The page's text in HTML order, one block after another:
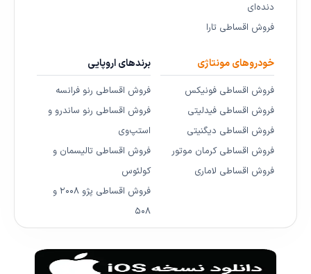
دنده‌ای
فروش اقساطی تارا
خودروهای مونتاژی
فروش اقساطی فونیکس
فروش اقساطی فیدلیتی
فروش اقساطی دیگنیتی
فروش اقساطی کرمان موتور
فروش اقساطی لاماری
برندهای اروپایی
فروش اقساطی رنو فرانسه
فروش اقساطی رنو ساندرو و
استپ‌وی
فروش اقساطی تالیسمان و
کولئوس
فروش اقساطی پژو ۲۰۰۸ و
۵۰۸